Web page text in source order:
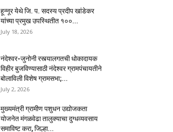
हून्नूर येथे जि. प. सदस्य प्रदीप खांडेकर
यांच्या प्रमुख उपस्थितीत १००...
July 18, 2026
नंदेश्वर-जुनोनी रस्त्यालगतची धोकादायक
विहीर बुजविण्यासाठी नंदेश्वर ग्रामपंचायतीने
बोलाविली विशेष ग्रामसभा;...
July 2, 2026
मुख्यमंत्री ग्रामीण पशुधन उद्योजकता
योजनेत मंगळवेढा तालुक्याचा दुग्धव्यवसाय
समाविष्ट करा, जिल्हा...